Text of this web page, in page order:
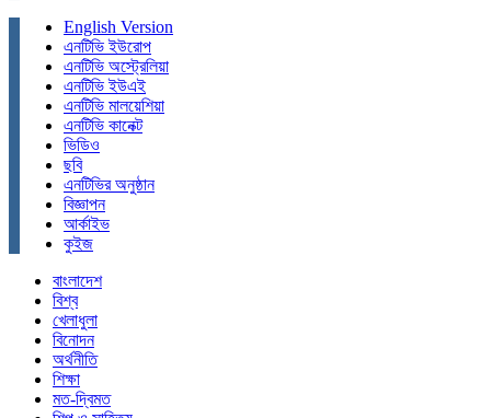
English Version
এনটিভি ইউরোপ
এনটিভি অস্ট্রেলিয়া
এনটিভি ইউএই
এনটিভি মালয়েশিয়া
এনটিভি কানেক্ট
ভিডিও
ছবি
এনটিভির অনুষ্ঠান
বিজ্ঞাপন
আর্কাইভ
কুইজ
বাংলাদেশ
বিশ্ব
খেলাধুলা
বিনোদন
অর্থনীতি
শিক্ষা
মত-দ্বিমত